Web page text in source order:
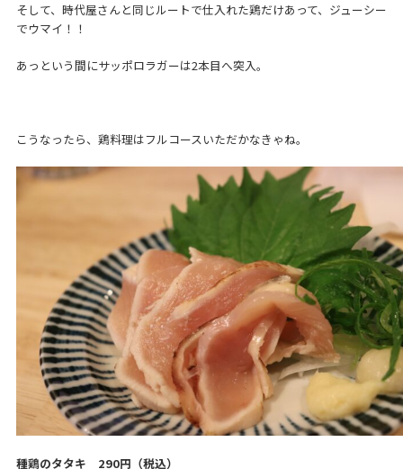
そして、時代屋さんと同じルートで仕入れた鶏だけあって、ジューシー
でウマイ！！
あっという間にサッポロラガーは2本目へ突入。
こうなったら、鶏料理はフルコースいただかなきゃね。
種鶏のタタキ 290円（税込）